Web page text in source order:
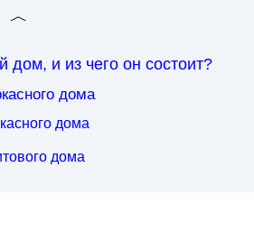
дом, и из чего он состоит?
дома
дома
дома